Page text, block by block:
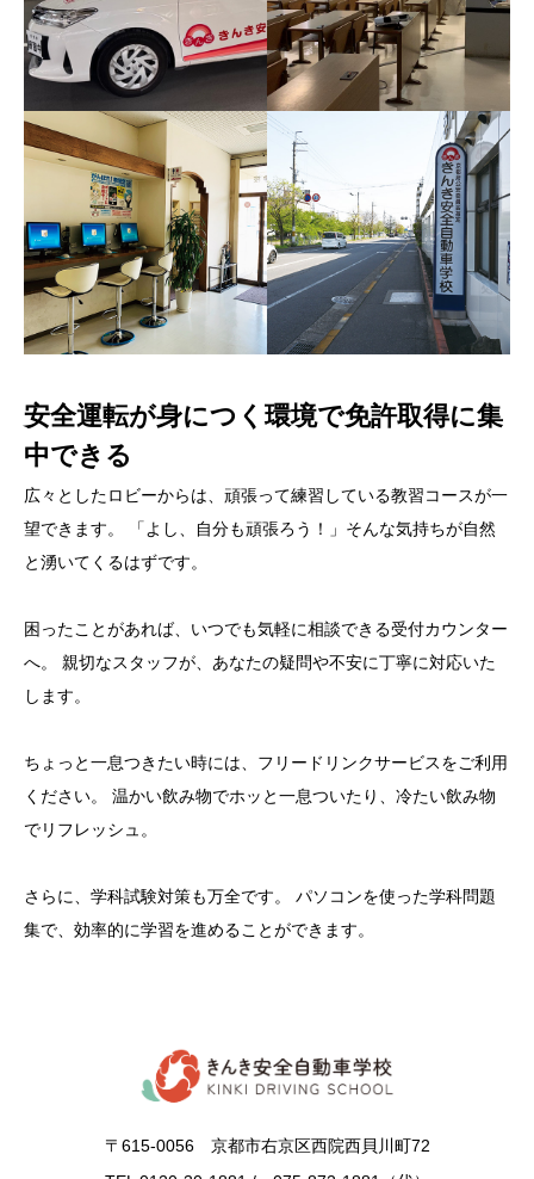
安全運転が身につく環境で免許取得に集
中できる
広々としたロビーからは、頑張って練習している教習コースが一
望できます。 「よし、自分も頑張ろう！」そんな気持ちが自然
と湧いてくるはずです。
困ったことがあれば、いつでも気軽に相談できる受付カウンター
へ。 親切なスタッフが、あなたの疑問や不安に丁寧に対応いた
します。
ちょっと一息つきたい時には、フリードリンクサービスをご利用
ください。 温かい飲み物でホッと一息ついたり、冷たい飲み物
でリフレッシュ。
さらに、学科試験対策も万全です。 パソコンを使った学科問題
集で、効率的に学習を進めることができます。
〒615-0056 京都市右京区西院西貝川町72